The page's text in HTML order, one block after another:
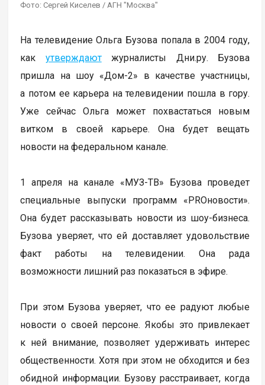
Фото: Сергей Киселев / АГН "Москва"
На телевидение Ольга Бузова попала в 2004 году,
как утверждаютжурналисты Дни.ру. Бузова
пришла на шоу «Дом-2» в качестве участницы,
а потом ее карьера на телевидении пошла в гору.
Уже сейчас Ольга может похвастаться новым
витком в своей карьере. Она будет вещать
новости на федеральном канале.
1 апреля на канале «МУЗ-ТВ» Бузова проведет
специальные выпуски программ «PROновости».
Она будет рассказывать новости из шоу-бизнеса.
Бузова уверяет, что ей доставляет удовольствие
факт работы на телевидении. Она рада
возможности лишний раз показаться в эфире.
При этом Бузова уверяет, что ее радуют любые
новости о своей персоне. Якобы это привлекает
к ней внимание, позволяет удерживать интерес
общественности. Хотя при этом не обходится и без
обидной информации. Бузову расстраивает, когда